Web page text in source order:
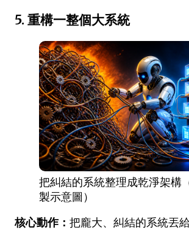
5. 重構一整個大系統
把糾結的系統整理成乾淨架構
製示意圖）
核心動作： 把龐大、糾結的系統丟